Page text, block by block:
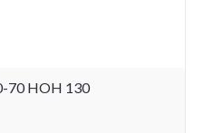
70 HOH 130